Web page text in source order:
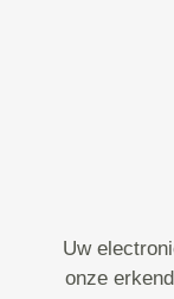
Uw
onze